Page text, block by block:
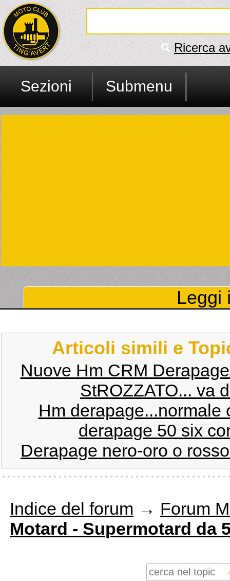
Ricerca
Sezioni Submenu
Leggi
Articoli simili e
Nuove Hm CRM
StROZZATO... va
Hm derapage...normale
derapage 50 six
Derapage nero-oro o
Indice del forum → Forum
Motard - Supermotard da